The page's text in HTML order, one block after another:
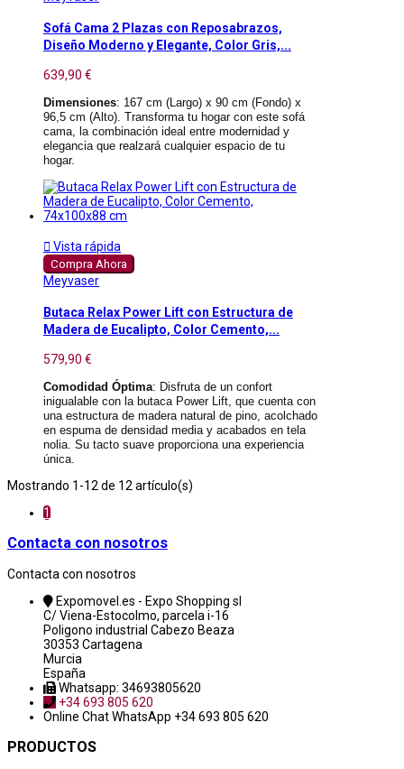
Sofá Cama 2 Plazas con Reposabrazos,
Diseño Moderno y Elegante, Color Gris,...
639,90 €
Dimensiones: 167 cm (Largo) x 90 cm (Fondo) x
96,5 cm (Alto). Transforma tu hogar con este sofá
cama, la combinación ideal entre modernidad y
elegancia que realzará cualquier espacio de tu
hogar.
 Vista rápida
Compra Ahora
Meyvaser
Butaca Relax Power Lift con Estructura de
Madera de Eucalipto, Color Cemento,...
579,90 €
Comodidad Óptima: Disfruta de un confort
inigualable con la butaca Power Lift, que cuenta con
una estructura de madera natural de pino, acolchado
en espuma de densidad media y acabados en tela
nolia. Su tacto suave proporciona una experiencia
única.
Mostrando 1-12 de 12 artículo(s)
1
Contacta con nosotros
Contacta con nosotros
Expomovel.es - Expo Shopping sl
C/ Viena-Estocolmo, parcela i-16
Poligono industrial Cabezo Beaza
30353 Cartagena
Murcia
España
Whatsapp: 34693805620
+34 693 805 620
Online ChatWhatsApp +34 693 805 620
PRODUCTOS